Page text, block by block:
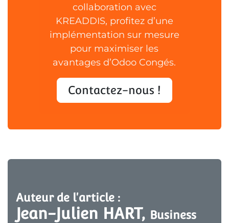
collaboration avec
KREADDIS, profitez d’une
implémentation sur mesure
pour maximiser les
avantages d’Odoo Congés.
Contactez-nous !
Auteur de l'article :
Jean-Julien HART, Business